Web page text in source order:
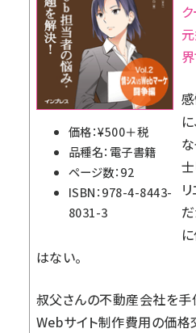
価格：¥500＋税
品種名：電子書籍
ページ数：92
ISBN：978-4-8443-
8031-3
士
はない。
叔父さんの不動産会社を
Webサイト制作費用の価